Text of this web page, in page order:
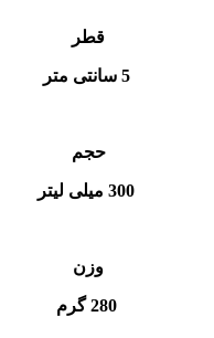
قطر
5 سانتی متر
حجم
300 میلی لیتر
وزن
280 گرم